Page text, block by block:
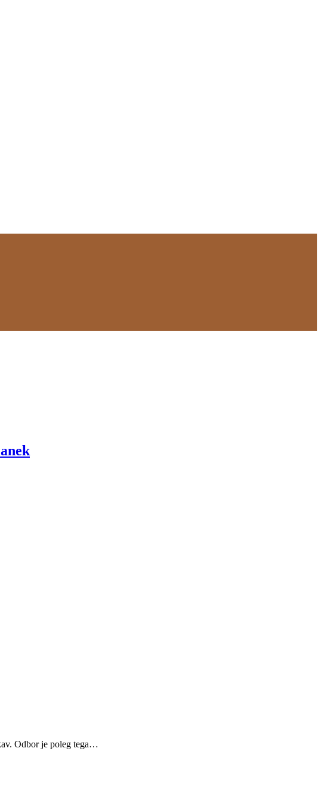
Odbor je poleg tega…